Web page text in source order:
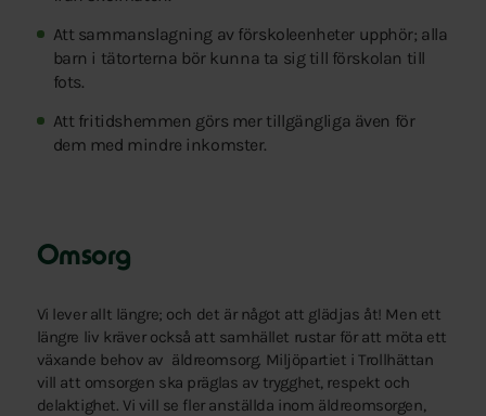
Att sammanslagning av förskoleenheter upphör; alla
barn i tätorterna bör kunna ta sig till förskolan till
fots.
Att fritidshemmen görs mer tillgängliga även för
dem med mindre inkomster.
Omsorg
Vi lever allt längre; och det är något att glädjas åt! Men ett
längre liv kräver också att samhället rustar för att möta ett
växande behov av äldreomsorg. Miljöpartiet i Trollhättan
vill att omsorgen ska präglas av trygghet, respekt och
delaktighet. Vi vill se fler anställda inom äldreomsorgen,